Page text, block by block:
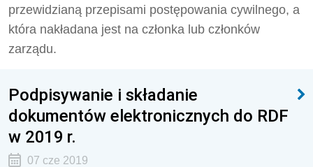
przewidzianą przepisami postępowania cywilnego, a
która nakładana jest na członka lub członków
zarządu.
Podpisywanie i składanie
dokumentów elektronicznych do RDF
w 2019 r.
07 cze 2019